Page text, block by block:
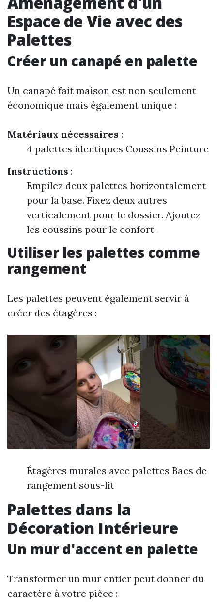
Espace de Vie avec des
Palettes
Créer un canapé en palette
Un canapé fait maison est non seulement
économique mais également unique :
Matériaux nécessaires :
4 palettes identiques Coussins Peinture
Instructions :
Empilez deux palettes horizontalement
pour la base. Fixez deux autres
verticalement pour le dossier. Ajoutez
les coussins pour le confort.
Utiliser les palettes comme
rangement
Les palettes peuvent également servir à
créer des étagères :
Étagères murales avec palettes Bacs de
rangement sous-lit
Palettes dans la
Décoration Intérieure
Un mur d'accent en palette
Transformer un mur entier peut donner du
caractère à votre pièce :